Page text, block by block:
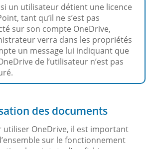
un utilisateur détient une licence
tant qu’il ne s’est pas
sur son compte OneDrive,
verra dans les propriétés
un message lui indiquant que
de l’utilisateur n’est pas
des documents
utiliser OneDrive, il est important
sur le fonctionnement